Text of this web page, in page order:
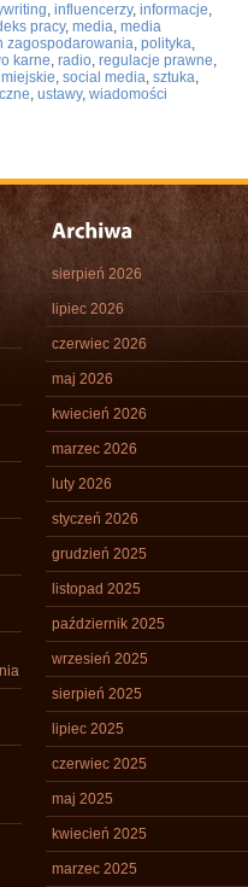
, influencerzy, informacje,
pracy, media, media
zagospodarowania, polityka,
karne, radio, regulacje prawne,
miejskie, social media, sztuka,
, ustawy, wiadomości
sierpień 2026
lipiec 2026
czerwiec 2026
maj 2026
kwiecień 2026
marzec 2026
luty 2026
styczeń 2026
grudzień 2025
listopad 2025
październik 2025
wrzesień 2025
sierpień 2025
lipiec 2025
czerwiec 2025
maj 2025
kwiecień 2025
marzec 2025